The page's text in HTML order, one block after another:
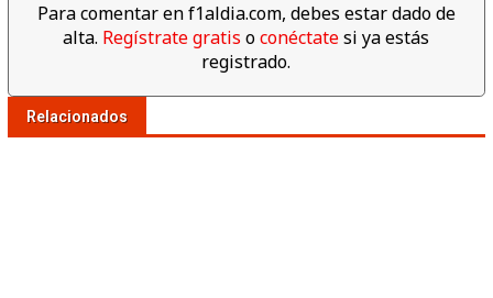
Para comentar en f1aldia.com, debes estar dado de
alta. Regístrate gratis oconéctatesi ya estás
registrado.
Relacionados